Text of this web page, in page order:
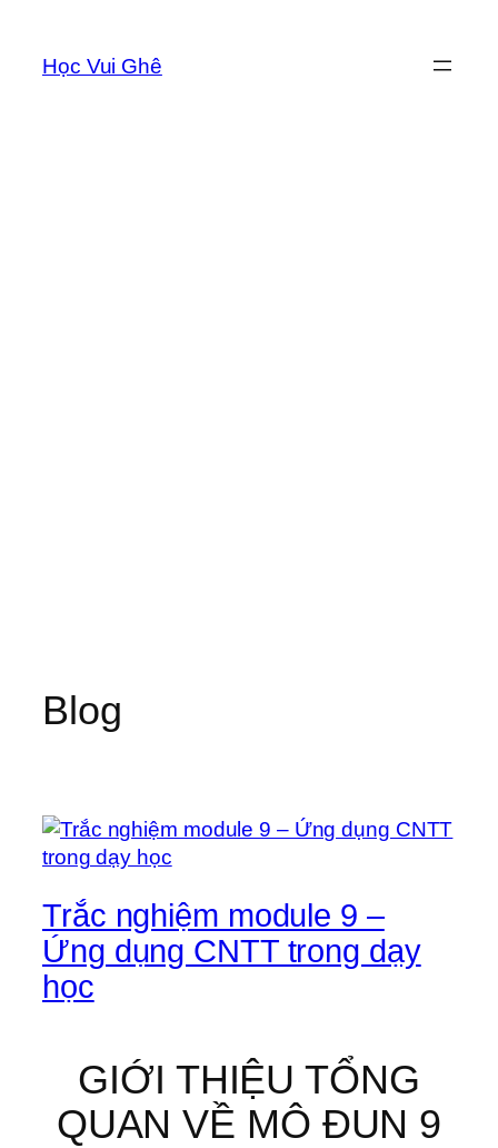
phầnHọc Vui Ghê
Blog
Trắc nghiệm module 9 –
Ứng dụng CNTT trong dạy
học
GIỚI THIỆU TỔNG
QUAN VỀ MÔ ĐUN 9